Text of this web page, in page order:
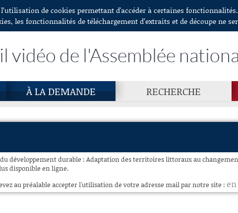
de cookies permettant d'accéder à certaines
les fonctionnalités de téléchargement d’extraits et de découpe ne
vidéo de l'Assemblée
À LA DEMANDE RECHERCHE
développement durable : Adaptation des territoires littoraux au
disponible en ligne.
au préalable accepter l'utilisation de votre adresse mail par notre site :